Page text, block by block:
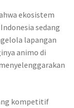
ekosistem
sedang
lapangan
animo di
kompetitif